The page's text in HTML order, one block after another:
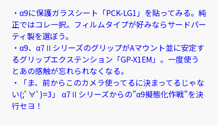
・α9に保護ガラスシート「PCK-LG1」を貼ってみる。純
正ではコレ一択。フィルムタイプが好みならサードパー
ティ製を選ぼう。
・α9、α7ⅡシリーズのグリップがAマウント並に安定す
るグリップエクステンション「GP-X1EM」。一度使う
とあの感触が忘れられなくなる。
・「ま、前からこのカメラ使ってるに決まってるじゃな
い(;ﾟ∀ﾟ)=3」 α7Ⅱシリーズからの”α9擬態化作戦”を決
行セヨ！